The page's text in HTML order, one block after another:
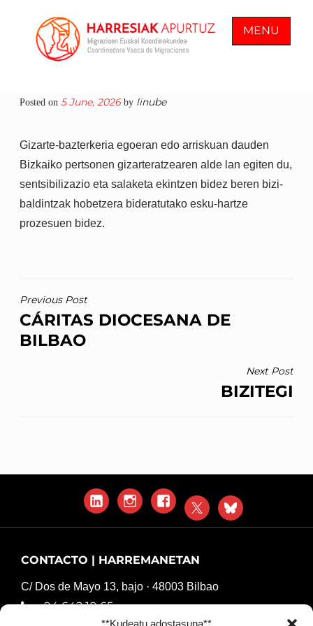
**Kudeatu adostasuna**
content
reconocida su ciudadanía plena
MENU
Posted on 5 June, 2026by linube
Gizarte-bazterkeria egoeran edo arriskuan dauden
Bizkaiko pertsonen gizarteratzearen alde lan egiten du,
sentsibilizazio eta salaketa ekintzen bidez beren bizi-
baldintzak hobetzera bideratutako esku-hartze
prozesuen bidez.
POST
NAVIGATION
Previous Post
CÁRITAS DIOCESANA DE
BILBAO
Next Post
BIZITEGI
LinkedInInstagramFacebook
X
Blue
Sky
CONTACTO | HARREMANETAN
C/ Dos de Mayo 13, bajo · 48003 Bilbao
94 642 10 65